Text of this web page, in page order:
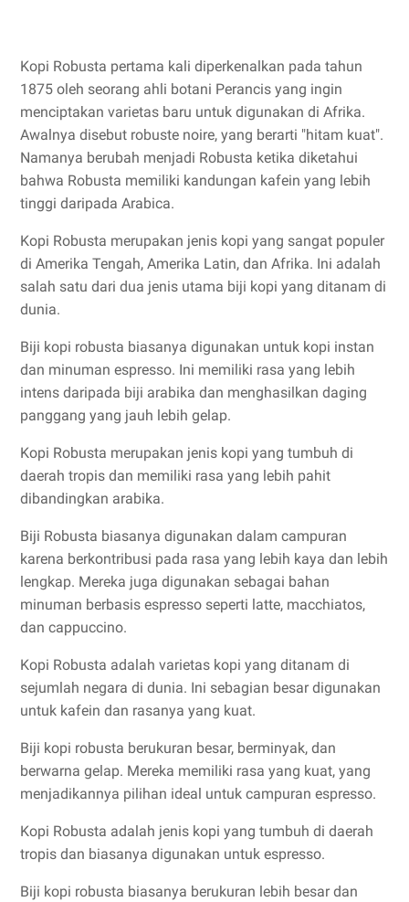
Kopi Robusta pertama kali diperkenalkan pada tahun
1875 oleh seorang ahli botani Perancis yang ingin
menciptakan varietas baru untuk digunakan di Afrika.
Awalnya disebut robuste noire, yang berarti "hitam kuat".
Namanya berubah menjadi Robusta ketika diketahui
bahwa Robusta memiliki kandungan kafein yang lebih
tinggi daripada Arabica.
Kopi Robusta merupakan jenis kopi yang sangat populer
di Amerika Tengah, Amerika Latin, dan Afrika. Ini adalah
salah satu dari dua jenis utama biji kopi yang ditanam di
dunia.
Biji kopi robusta biasanya digunakan untuk kopi instan
dan minuman espresso. Ini memiliki rasa yang lebih
intens daripada biji arabika dan menghasilkan daging
panggang yang jauh lebih gelap.
Kopi Robusta merupakan jenis kopi yang tumbuh di
daerah tropis dan memiliki rasa yang lebih pahit
dibandingkan arabika.
Biji Robusta biasanya digunakan dalam campuran
karena berkontribusi pada rasa yang lebih kaya dan lebih
lengkap. Mereka juga digunakan sebagai bahan
minuman berbasis espresso seperti latte, macchiatos,
dan cappuccino.
Kopi Robusta adalah varietas kopi yang ditanam di
sejumlah negara di dunia. Ini sebagian besar digunakan
untuk kafein dan rasanya yang kuat.
Biji kopi robusta berukuran besar, berminyak, dan
berwarna gelap. Mereka memiliki rasa yang kuat, yang
menjadikannya pilihan ideal untuk campuran espresso.
Kopi Robusta adalah jenis kopi yang tumbuh di daerah
tropis dan biasanya digunakan untuk espresso.
Biji kopi robusta biasanya berukuran lebih besar dan